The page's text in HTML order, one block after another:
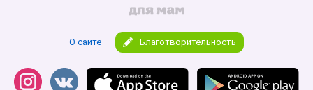
О сайте Благотворительность